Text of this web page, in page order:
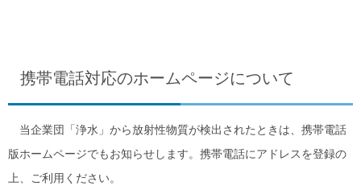
携帯電話対応のホームページについて
当企業団「浄水」から放射性物質が検出されたときは、携帯電話
版ホームページでもお知らせします。携帯電話にアドレスを登録の
上、ご利用ください。